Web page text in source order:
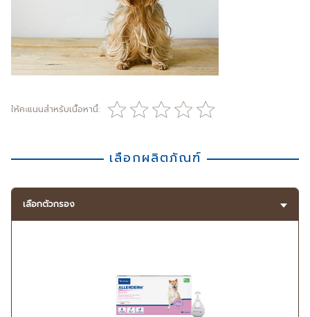
ให้คะแนนสำหรับเนื้อหานี้:
เลือกผลิตภัณฑ์
เลือกตัวกรอง